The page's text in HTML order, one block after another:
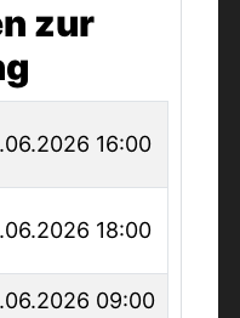
zur
16:00
18:00
09:00